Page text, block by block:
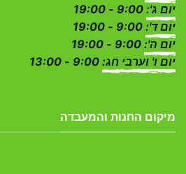
יום ג':
יום ד':
יום ה':
יום ו' וערבי חג:
מיקום החנות והמעבדה